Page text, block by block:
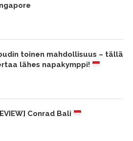
toinen mahdollisuus – tällä
lähes napakymppi!
Conrad Bali